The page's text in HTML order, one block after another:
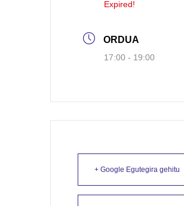
Expired!
ORDUA
17:00 - 19:00
+ Google Egutegira gehitu